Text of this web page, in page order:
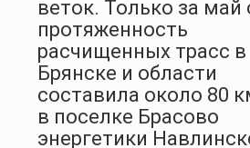
веток. Только за май
протяженность
расчищенных трасс в
Брянске и области
составила около 80
в поселке Брасово
энергетики